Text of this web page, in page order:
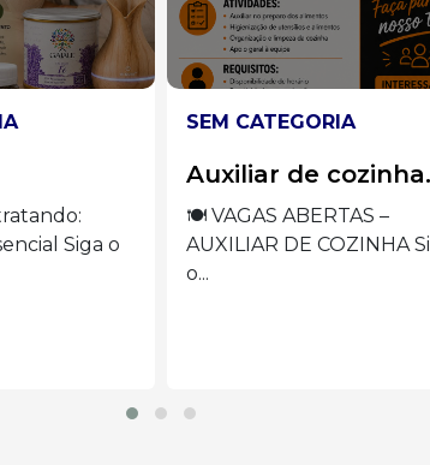
–
Siga
SEM CATEGORIA
Operadora de
máquina de
VAGA ABERTA –
OPERADORA DE